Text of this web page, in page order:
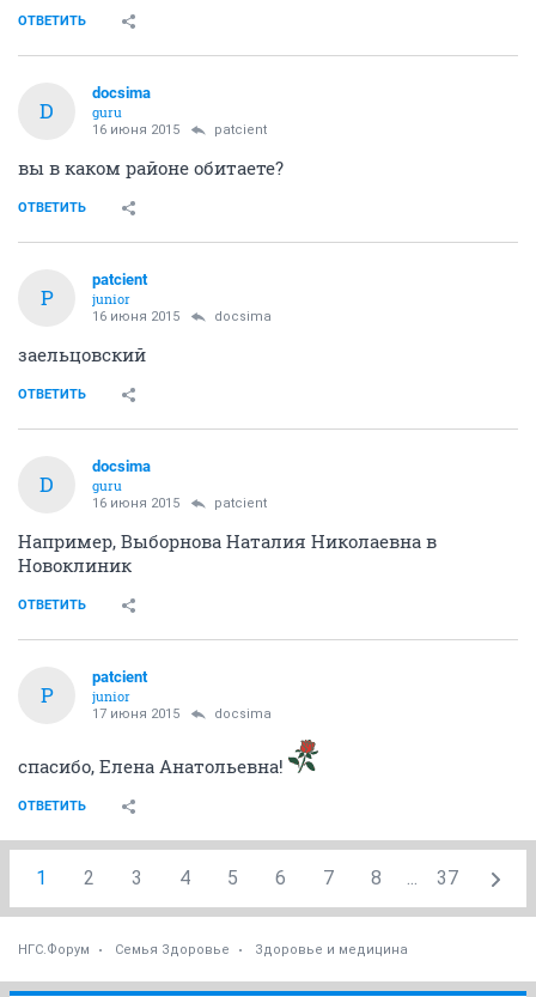
ОТВЕТИТЬ
D
docsima
guru
16 июня 2015 patcient
вы в каком районе обитаете?
ОТВЕТИТЬ
P
patcient
junior
16 июня 2015 docsima
заельцовский
ОТВЕТИТЬ
D
docsima
guru
16 июня 2015 patcient
Например, Выборнова Наталия Николаевна в
Новоклиник
ОТВЕТИТЬ
P
patcient
junior
17 июня 2015 docsima
спасибо, Елена Анатольевна!
ОТВЕТИТЬ
1 2 3 4 5 6 7 8 ... 37
НГС.Форум Семья Здоровье Здоровье и медицина